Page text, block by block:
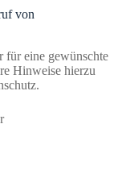
von
für eine gewünschte
Hinweise hierzu